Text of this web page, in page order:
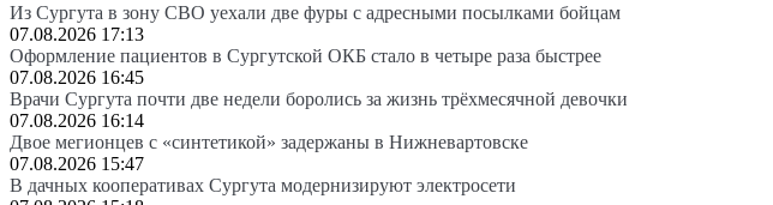
Из Сургута в зону СВО уехали две фуры с адресными посылками бойцам
07.08.2026 17:13
Оформление пациентов в Сургутской ОКБ стало в четыре раза быстрее
07.08.2026 16:45
Врачи Сургута почти две недели боролись за жизнь трёхмесячной девочки
07.08.2026 16:14
Двое мегионцев с «синтетикой» задержаны в Нижневартовске
07.08.2026 15:47
В дачных кооперативах Сургута модернизируют электросети